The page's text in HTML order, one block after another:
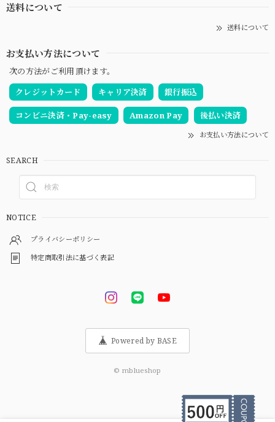
送料について
送料について
お支払い方法について
次の方法がご利用頂けます。
クレジットカード
キャリア決済 銀行振込
コンビニ決済・Pay-easy Amazon Pay 後払い決済
お支払い方法について
SEARCH
NOTICE
プライバシーポリシー
特定商取引法に基づく表記
Powered by BASE
© mblueshop